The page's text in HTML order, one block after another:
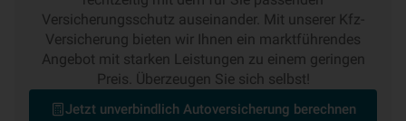
Versicherungsschutz auseinander. Mit unserer Kfz-
Versicherung bieten wir Ihnen ein marktführendes
Angebot mit starken Leistungen zu einem geringen
Preis. Überzeugen Sie sich selbst!
Jetzt unverbindlich Autoversicherung berechnen